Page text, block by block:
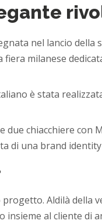
nel lancio
milanese
è stata
chiacchiere con
di una brand
Aldilà della
al cliente di